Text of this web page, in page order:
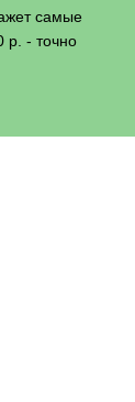
самые
р. - точно